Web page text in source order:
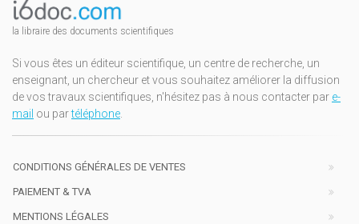
la libraire des documents scientifiques
Si vous êtes un éditeur scientifique, un centre de recherche, un
enseignant, un chercheur et vous souhaitez améliorer la diffusion
de vos travaux scientifiques, n'hésitez pas à nous contacter par e-
mail ou partéléphone.
CONDITIONS GÉNÉRALES DE VENTES
PAIEMENT & TVA
MENTIONS LÉGALES